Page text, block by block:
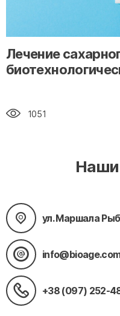
" alt="loading" class="img-
Лечение
1051
Наши
ул. Маршала
+38 (097) 252-